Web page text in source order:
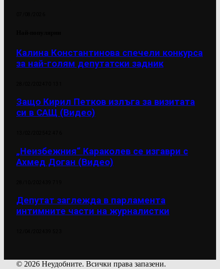
Калина Константинова спечели конкурса
за най-голям депутатски задник
Защо Кирил Петков излъга за визитата
си в САЩ (Видео)
„Неизбежния“ Караколев се изгаври с
Ахмед Доган (Видео)
Депутат заглежда в парламента
интимните части на журналистки
© 2026 Неудобните. Всички права запазени.